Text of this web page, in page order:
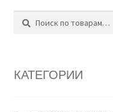
Поиск
КАТЕГОРИИ